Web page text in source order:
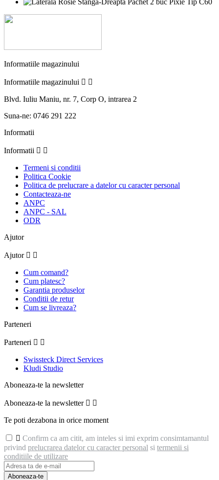
Informatiile magazinului
Informatiile magazinului  
Blvd. Iuliu Maniu, nr. 7, Corp O, intrarea 2
Suna-ne: 0746 291 222
Informatii
Informatii  
Termeni si conditii
Politica Cookie
Politica de prelucrare a datelor cu caracter personal
Contacteaza-ne
ANPC
ANPC - SAL
ODR
Ajutor
Ajutor  
Cum comand?
Cum platesc?
Garantia produselor
Conditii de retur
Cum se livreaza?
Parteneri
Parteneri  
Swissteck Direct Services
Kludi Studio
Aboneaza-te la newsletter
Aboneaza-te la newsletter  
Te poti dezabona in orice moment
 Confirm ca am citit, am inteles si imi exprim consimtamantul
privind prelucrarea datelor cu caracter personal si termenii si
conditiile de utilizare